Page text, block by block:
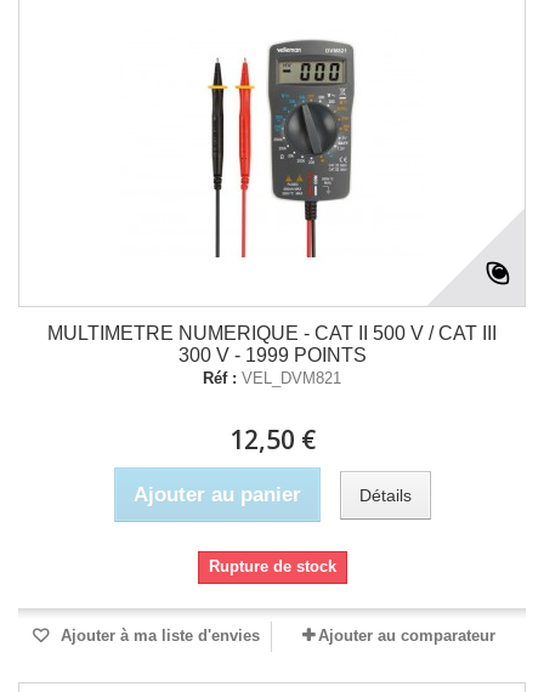
MULTIMETRE NUMERIQUE - CAT II 500 V / CAT III
300 V - 1999 POINTS
Réf : VEL_DVM821
12,50 €
Ajouter au panier Détails
Rupture de stock
Ajouter à ma liste d'envies Ajouter au comparateur